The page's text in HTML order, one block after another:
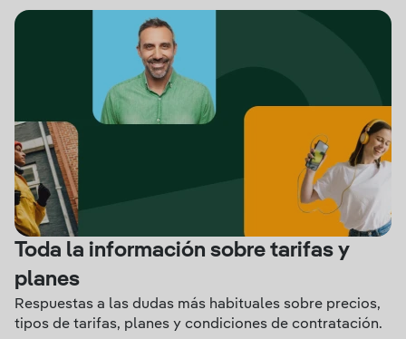
Toda la información sobre tarifas y
planes
Respuestas a las dudas más habituales sobre precios,
tipos de tarifas, planes y condiciones de contratación.